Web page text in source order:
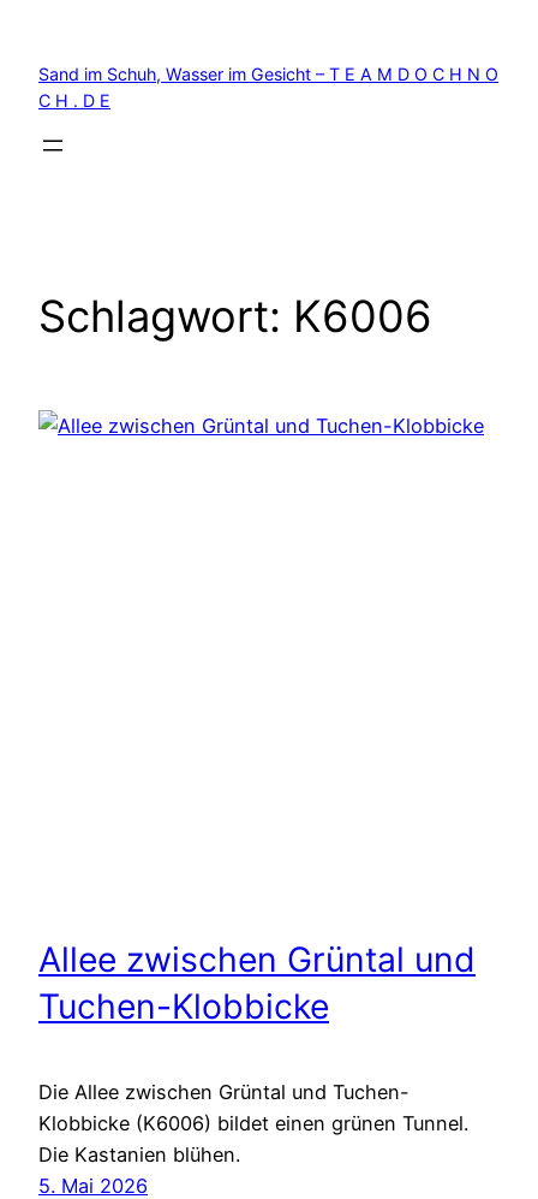
springen
Sand im Schuh, Wasser im Gesicht – T E A M D O C H N O
C H . D E
Schlagwort: K6006
Allee zwischen Grüntal und
Tuchen-Klobbicke
Die Allee zwischen Grüntal und Tuchen-
Klobbicke (K6006) bildet einen grünen Tunnel.
Die Kastanien blühen.
5. Mai 2026